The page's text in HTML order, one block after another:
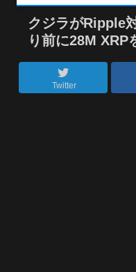
クジラがRipple
り前に28M XRP
Twitter